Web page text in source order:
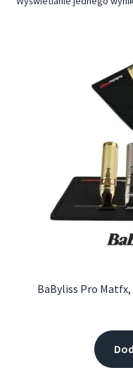
Szkolenia
BaByliss Pro